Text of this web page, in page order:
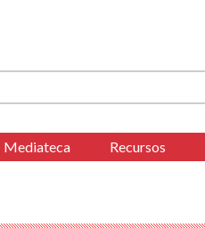
Mediateca Recursos